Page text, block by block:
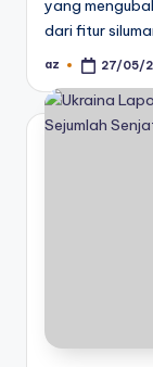
yang
dari fitur
Posted
az 27/05/